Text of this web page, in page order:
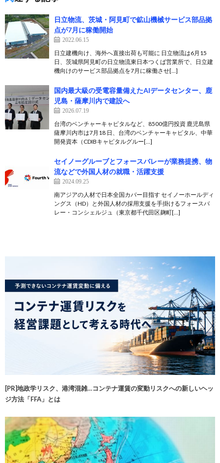
日立物流、茨城・阿見町で鉱山機械サービス部品拠
点が7月に稼働開始
2022.06.15
日立建機向け、海外へ直接出荷も可能に 日立物流は6月15
日、茨城県阿見町の日立物流東日本つくば営業所で、日立建
機向けのサービス部品拠点を7月に稼働させ[…]
国内最大級の受電容量備えたAIデータセンター、鹿
児島・薩摩川内で建設へ
2026.07.19
台湾のベンチャーキャピタルなど、8500億円投資 鹿児島県
薩摩川内市は7月18 日、台湾のベンチャーキャピタル、中華
開発資本（CDIBキャピタルグルー[…]
セイノーグルーブとフォースバレーが業務提携、物
流などで外国人材の就職・活躍支援
2024.09.25
南アジアの人材で日本全国カバー目指す セイノーホールディ
ングス（HD）と外国人材の採用支援を手掛けるフォースバ
レー・コンシェルジュ（東京都千代田区麹町[…]
[PR]地政学リスク、港湾混雑…コンテナ運賃の変動リスクへの新しいヘッ
ジ方法「FFA」とは